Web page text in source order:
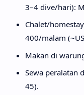
3–4 dive/hari):
Chalet/
400/malam
Makan di
Sewa peralatan
45).